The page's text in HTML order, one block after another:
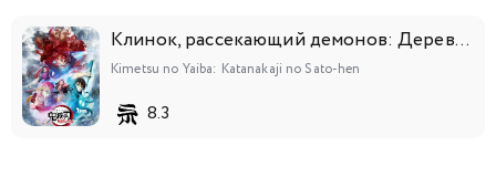
Клинок, рассекающий демонов: Деревня кузнецов
Kimetsu no Yaiba: Katanakaji no Sato-hen
8.3